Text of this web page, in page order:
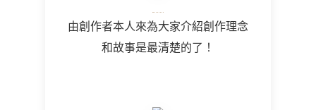
由創作者本人來為大家介紹創作理念
和故事是最清楚的了！